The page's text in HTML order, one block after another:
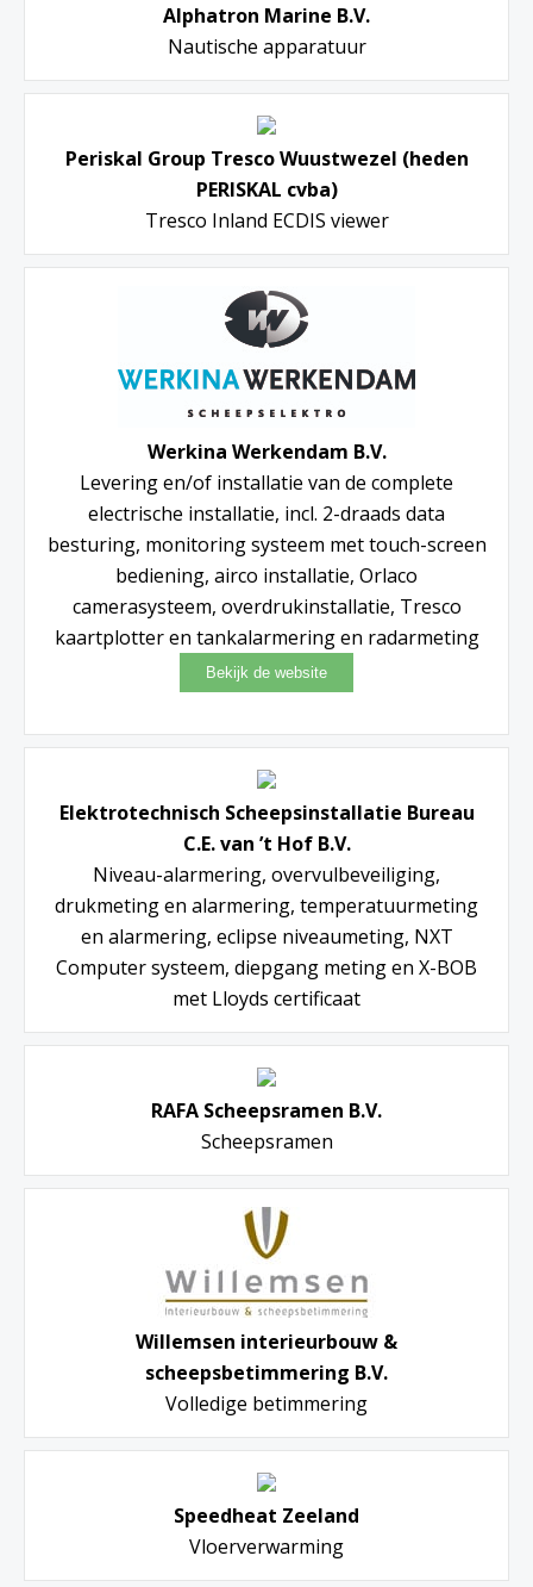
Alphatron Marine B.V.
Nautische apparatuur
Periskal Group Tresco Wuustwezel (heden
PERISKAL cvba)
Tresco Inland ECDIS viewer
Werkina Werkendam B.V.
Levering en/of installatie van de complete
electrische installatie, incl. 2-draads data
besturing, monitoring systeem met touch-screen
bediening, airco installatie, Orlaco
camerasysteem, overdrukinstallatie, Tresco
kaartplotter en tankalarmering en radarmeting
Elektrotechnisch Scheepsinstallatie Bureau
C.E. van ’t Hof B.V.
Niveau-alarmering, overvulbeveiliging,
drukmeting en alarmering, temperatuurmeting
en alarmering, eclipse niveaumeting, NXT
Computer systeem, diepgang meting en X-BOB
met Lloyds certificaat
RAFA Scheepsramen B.V.
Scheepsramen
Willemsen interieurbouw &
scheepsbetimmering B.V.
Volledige betimmering
Speedheat Zeeland
Vloerverwarming